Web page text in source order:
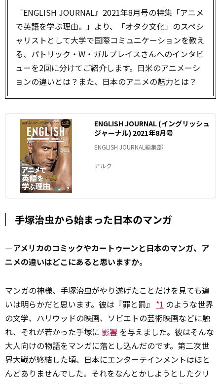
『ENGLISH JOURNAL』2021年8月号の特集「アニメ
で英語を学ぶ理由。」より、「オタク文化」のスペシ
ャリストとして大学で国際コミュニケーションを教え
る、パトリック・W・ガルブレイスさんへのインタビ
ューを2回に分けてご紹介します。日米のアニメーシ
ョンの違いとは？また、日本のアニメの魅力とは？
ENGLISH JOURNAL (イングリッシュ
ジャーナル) 2021年8月号
ENGLISH JOURNAL編集部
アルク
手塚治虫から始まった日本のマンガ
―アメリカのコミックやカートゥーンと日本のマンガ、ア
ニメの違いはどこにあると思いますか。
マンガの神様、手塚治虫がやり遂げたことだけを見ても違
いは明らかだと思います。彼は『罪と罰』 *1 のような世界
の文学、ハリウッドの映画、ソビエトの芸術映画などに触
れ、それが若かった手塚に 影響 を与えました。彼はそんな
大人向けの物語をマンガに落とし込んだのです。第二次世
界大戦が終結した頃、日本にエンターテインメントはほと
んどありませんでした。それをなんとかしようとしたクリ